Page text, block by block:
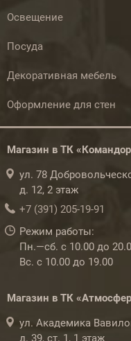
Освещение
Посуда
Декоративная мебель
Оформление для стен
Магазин в ТК
ул. 78
д. 12, 2 этаж
+7 (391) 205-19-91
Режим работы:
Пн.—сб. с 10.00 до
Вс. с 10.00 до 19.00
Магазин в ТК
ул. Академика
д. 39, ст. 1, 1 этаж